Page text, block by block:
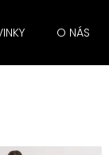
O NÁS
najít?